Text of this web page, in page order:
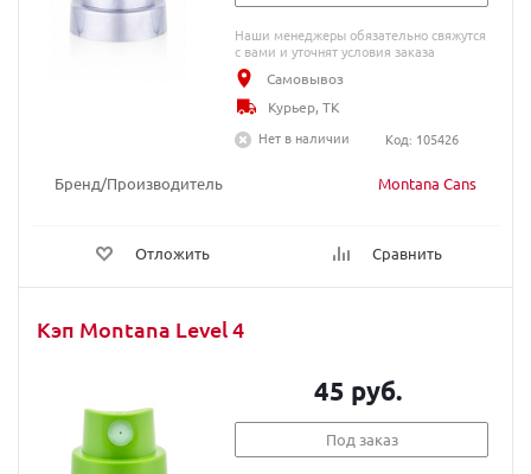
Бренд/Производитель Montana Cans
Отложить Сравнить
Наши менеджеры обязательно свяжутся
с вами и уточнят условия заказа
Самовывоз
Курьер, ТК
Нет в наличии
Код: 105426
Кэп Montana Level 4
45 руб.
Под заказ